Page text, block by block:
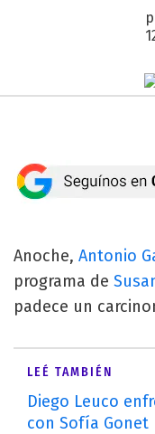
Anoche, Antonio
programa de
padece un
LEÉ TAMBIÉN
Diego Leuco
con Sofía Gonet